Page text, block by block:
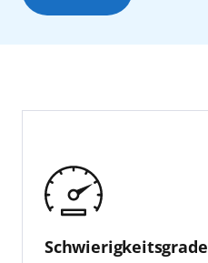
Schwierigkeitsgrade